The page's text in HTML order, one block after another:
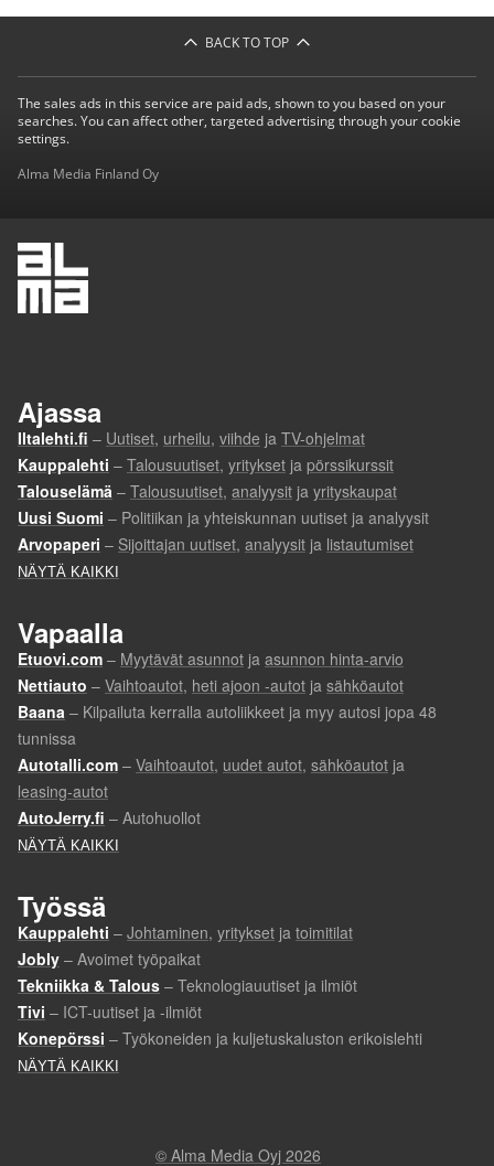
BACK TO TOP
The sales ads in this service are paid ads, shown to you based on your
searches. You can affect other, targeted advertising through your cookie
settings.
Alma Media Finland Oy